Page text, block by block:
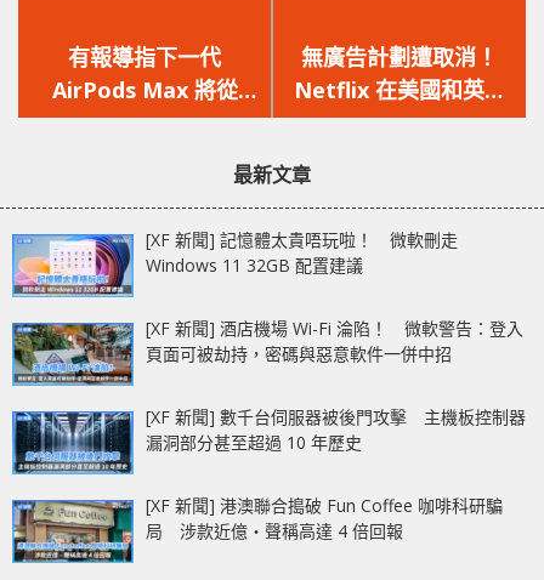
一
篇
文
有報導指下一代
AirPods Max 將從
Beats Studio Pro 和
一
篇
文
無廣告計劃遭取消！
Netflix 在美國和英國
調整價格策略！
最新文章
[XF 新聞] 記憶體太貴唔玩啦！ 微軟刪走
Windows 11 32GB 配置建議
[XF 新聞] 酒店機場 Wi-Fi 淪陷！ 微軟警告：登入
頁面可被劫持，密碼與惡意軟件一併中招
[XF 新聞] 數千台伺服器被後門攻擊 主機板控制器
漏洞部分甚至超過 10 年歷史
[XF 新聞] 港澳聯合搗破 Fun Coffee 咖啡科研騙
局 涉款近億‧聲稱高達 4 倍回報